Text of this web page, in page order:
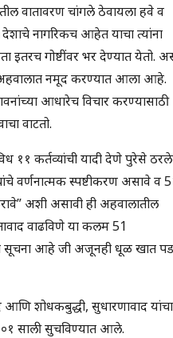
वातावरण चांगले ठेवायला हवे व
नागरिकच आहेत याचा त्यांना
इतरच गोष्टींवर भर देण्यात येतो.
अहवालात नमूद करण्यात आला आहे.
आधारेच विचार करण्यासाठी
वाटतो.
११ कर्तव्यांची यादी देणे पुरेसे
वर्णनात्मक स्पष्टीकरण असावे व
अशी असावी ही अहवालातील
वाढविणे या कलम 51
सूचना आहे जी अजूनही धूळ खात
आणि शोधकबुद्धी, सुधारणावाद यांचा
साली सुचविण्यात आले.